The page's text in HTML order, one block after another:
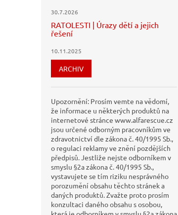
30.7.2026
RATOLESTI | Úrazy dětí a jejich
řešení
10.11.2025
ARCHIV
Upozornění: Prosím vemte na vědomí,
že informace u některých produktů na
internetové stránce www.alfarescue.cz
jsou určené odborným pracovníkům ve
zdravotnictví dle zákona č. 40/1995 Sb.,
o regulaci reklamy ve znění pozdějších
předpisů. Jestliže nejste odborníkem v
smyslu §2a zákona č. 40/1995 Sb.,
vystavujete se tím riziku nesprávného
porozumění obsahu těchto stránek a
daných produktů. Zvažte proto prosím
konzultaci daného obsahu s osobou,